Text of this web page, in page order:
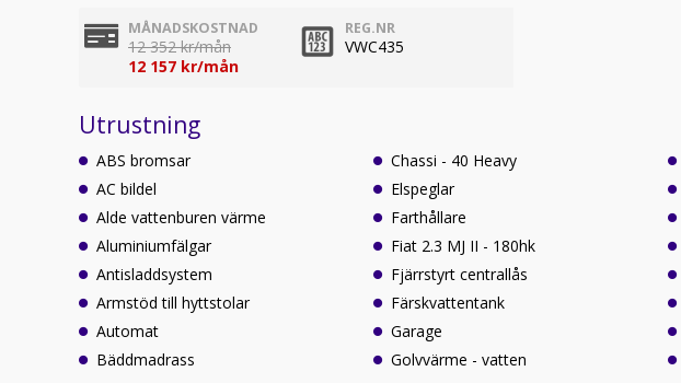
MÅNADSKOSTNAD
12 352 kr/mån
12 157 kr/mån
REG.NR
VWC435
Utrustning
ABS bromsar
AC bildel
Alde vattenburen värme
Aluminiumfälgar
Antisladdsystem
Armstöd till hyttstolar
Automat
Bäddmadrass
Chassi - 40 Heavy
Elspeglar
Farthållare
Fiat 2.3 MJ II - 180hk
Fjärrstyrt centrallås
Färskvattentank
Garage
Golvvärme - vatten